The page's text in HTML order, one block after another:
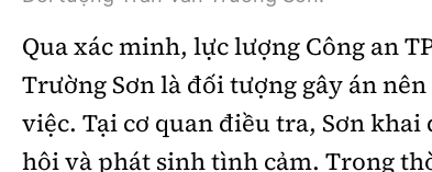
Qua xác minh, lực lượng Công an
Trường Sơn là đối tượng gây án
việc. Tại cơ quan điều tra, Sơn
hội và phát sinh tình cảm. Trong